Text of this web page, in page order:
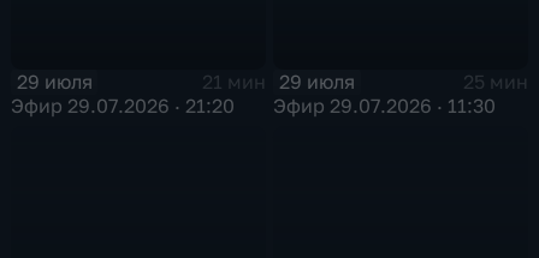
29 июля
21 мин
Эфир 29.07.2026 · 21:20
29 июля
25 мин
Эфир 29.07.2026 · 11:30